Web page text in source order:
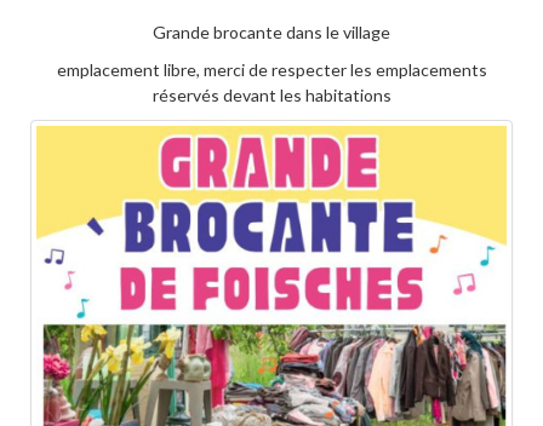
Grande brocante dans le village
emplacement libre, merci de respecter les emplacements
réservés devant les habitations